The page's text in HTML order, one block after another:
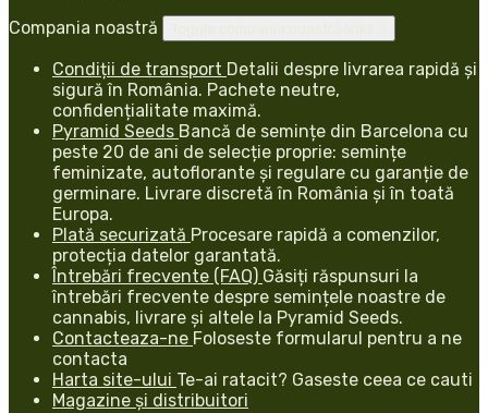
Compania noastră
Condiții de transport Detalii despre livrarea rapidă și
sigură în România. Pachete neutre,
confidențialitate maximă.
Pyramid Seeds Bancă de semințe din Barcelona cu
peste 20 de ani de selecție proprie: semințe
feminizate, autoflorante și regulare cu garanție de
germinare. Livrare discretă în România și în toată
Europa.
Plată securizată Procesare rapidă a comenzilor,
protecția datelor garantată.
Întrebări frecvente (FAQ) Găsiți răspunsuri la
întrebări frecvente despre semințele noastre de
cannabis, livrare și altele la Pyramid Seeds.
Contacteaza-ne Foloseste formularul pentru a ne
contacta
Harta site-ului Te-ai ratacit? Gaseste ceea ce cauti
Magazine și distribuitori